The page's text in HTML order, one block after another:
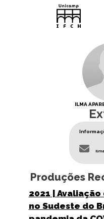
Pular para o conteúdo
ILMA
Produções
2021 |
no Sudeste do